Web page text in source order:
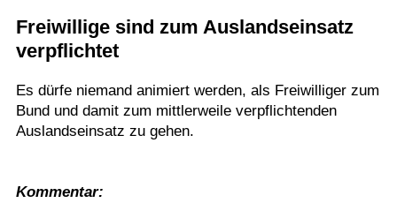
Freiwillige sind zum Auslandseinsatz
verpflichtet
Es dürfe niemand animiert werden, als Freiwilliger zum
Bund und damit zum mittlerweile verpflichtenden
Auslandseinsatz zu gehen.
Kommentar: